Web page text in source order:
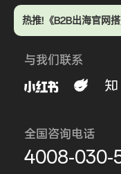
热推!《B2B出海官网搭
与我们联系
全国咨询电话
4008-030-